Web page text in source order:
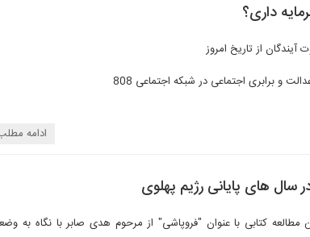
داری؟
از تاریخ امروز
و برابری اجتماعی در شبکه اجتماعی 808
ادامه
های پایانی رژیم پهلوی
مطالعه کتابی با عنوان "فروپاشی" از مرحوم هدی صابر با نگاه به